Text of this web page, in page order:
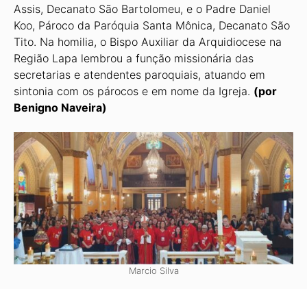
Assis, Decanato São Bartolomeu, e o Padre Daniel
Koo, Pároco da Paróquia Santa Mônica, Decanato São
Tito. Na homilia, o Bispo Auxiliar da Arquidiocese na
Região Lapa lembrou a função missionária das
secretarias e atendentes paroquiais, atuando em
sinto­nia com os párocos e em nome da Igreja. (por
Benigno Naveira)
Marcio Silva